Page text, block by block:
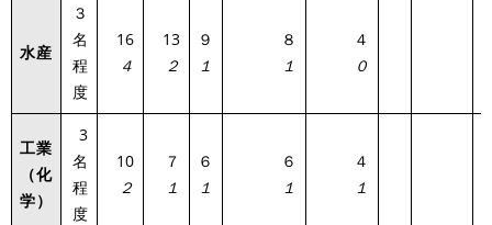
水産
３
名
程
度
16
４
13
２
９
１
８
１
４
０
工業
（化
学）
3
名
程
度
10
２
７
１
６
１
６
１
４
１